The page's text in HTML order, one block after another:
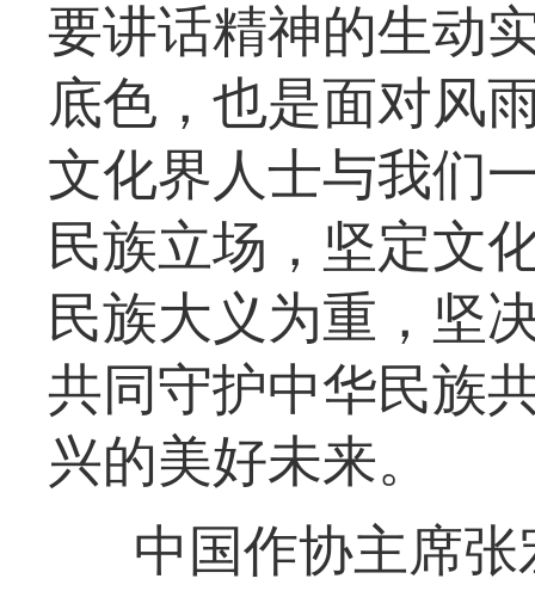
要讲话精神的生动
底色，也是面对风
文化界人士与我们
民族立场，坚定文
民族大义为重，坚
共同守护中华民族
兴的美好未来。
中国作协主席